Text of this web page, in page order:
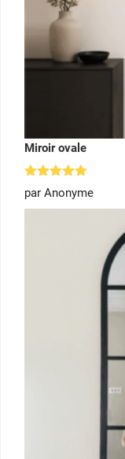
Miroir ovale
Note
sur 5
par Anonyme